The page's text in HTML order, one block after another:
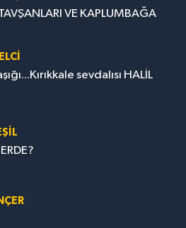
VE KAPLUMBAĞA
sevdalısı HALİL